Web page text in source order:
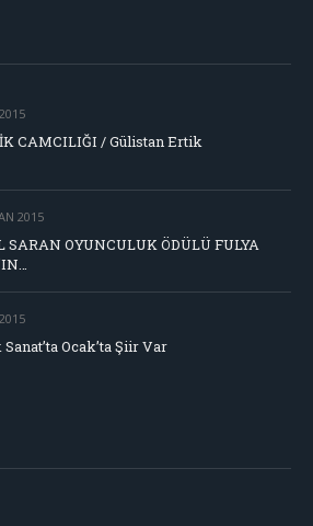
CAMCILIĞI / Gülistan Ertik
2015
SARAN OYUNCULUK ÖDÜLÜ FULYA
Ocak’ta Şiir Var